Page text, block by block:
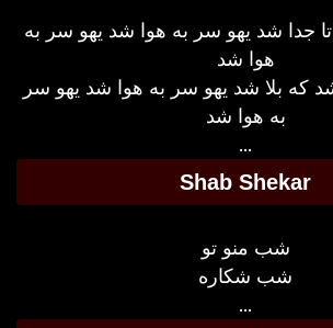
جدا شد یهو سر به هوا شد یهو سر به
هوا شد
که بلا شد یهو سر به هوا شد یهو سر
به هوا شد
...
Shab Shekar
شب منو تو
شب شکاره
...